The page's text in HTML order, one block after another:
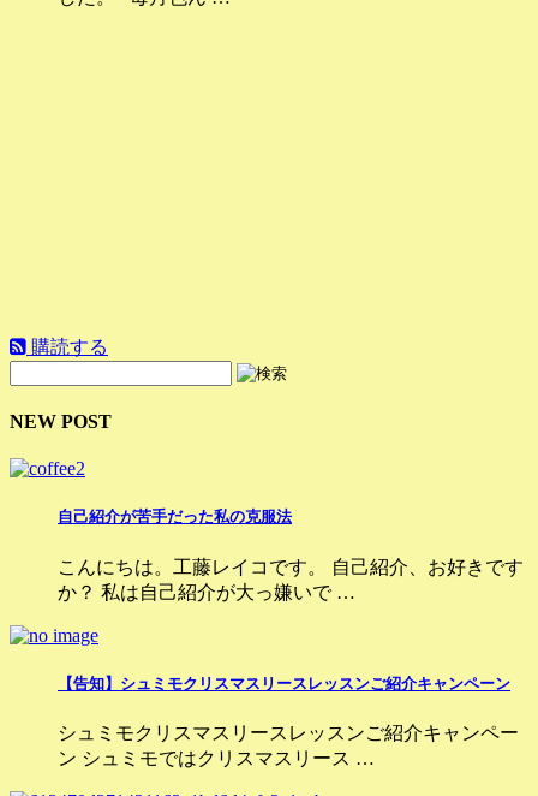
購読する
NEW POST
自己紹介が苦手だった私の克服法
こんにちは。工藤レイコです。 自己紹介、お好きです
か？ 私は自己紹介が大っ嫌いで …
【告知】シュミモクリスマスリースレッスンご紹介キャンペーン
シュミモクリスマスリースレッスンご紹介キャンペー
ン シュミモではクリスマスリース …